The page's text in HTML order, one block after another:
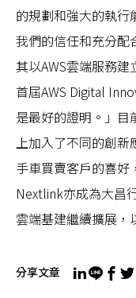
的規劃和強大的執
我們的信任和充分
其以AWS雲端服務
首屆AWS Digital
是最好的證明。」目
上加入了不同的創新
手車買賣客戶的喜好
Nextlink亦成為大昌
雲端基建繼續擴展，
分享文章